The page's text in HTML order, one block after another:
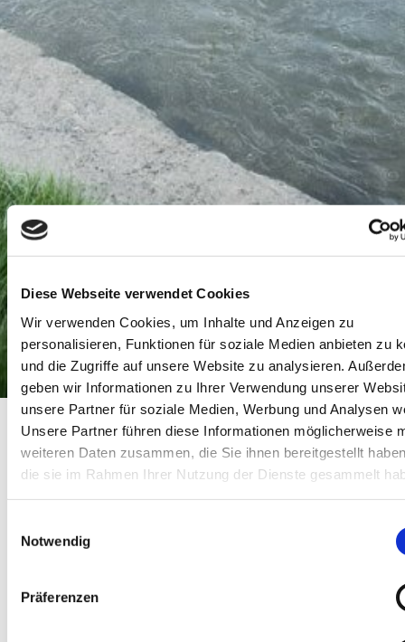
Diese Webseite verwendet Cookies
Wir verwenden Cookies, um Inhalte und Anzeigen zu
personalisieren, Funktionen für soziale Medien anbieten zu
und die Zugriffe auf unsere Website zu analysieren.
geben wir Informationen zu Ihrer Verwendung unserer
unsere Partner für soziale Medien, Werbung und Analysen
Unsere Partner führen diese Informationen möglicherweise
weiteren Daten zusammen, die Sie ihnen bereitgestellt
die sie im Rahmen Ihrer Nutzung der Dienste gesammelt
Notwendig
Präferenzen
Lange Nacht der Demokratie - Gemeinsame Aktion
unserer drei lokalen Museen
Startseite
Lange Nacht der Demokratie - Gemeinsame Aktion unserer drei lokalen
Museen
Lange Nacht der
Demokratie - Gemeinsame
Aktion unserer drei lokalen
Museen